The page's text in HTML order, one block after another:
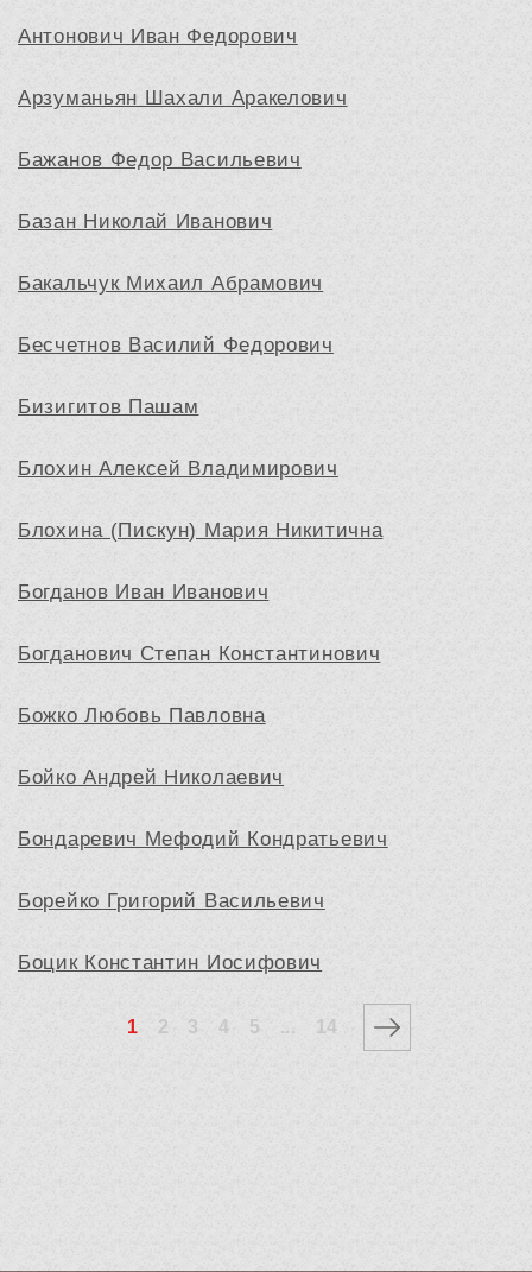
Антонович Иван Федорович
Арзуманьян Шахали Аракелович
Бажанов Федор Васильевич
Базан Николай Иванович
Бакальчук Михаил Абрамович
Бесчетнов Василий Федорович
Бизигитов Пашам
Блохин Алексей Владимирович
Блохина (Пискун) Мария Никитична
Богданов Иван Иванович
Богданович Степан Константинович
Божко Любовь Павловна
Бойко Андрей Николаевич
Бондаревич Мефодий Кондратьевич
Борейко Григорий Васильевич
Боцик Константин Иосифович
1 2 3 4 5 ... 14